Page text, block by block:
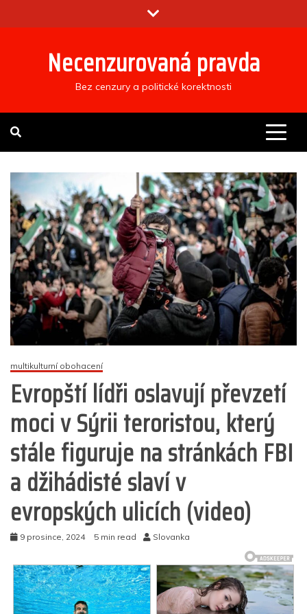
to
Necenzurovaná pravda
Bez cenzury a politické korektnosti
multikulturní obohacení
Evropští lídři oslavují převzetí
moci v Sýrii teroristou, který
stále figuruje na stránkách FBI
a džihádisté slaví v
evropských ulicích (video)
9 prosince, 2024 5 min read Slovanka